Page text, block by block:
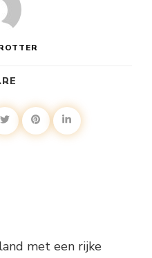
met een rijke